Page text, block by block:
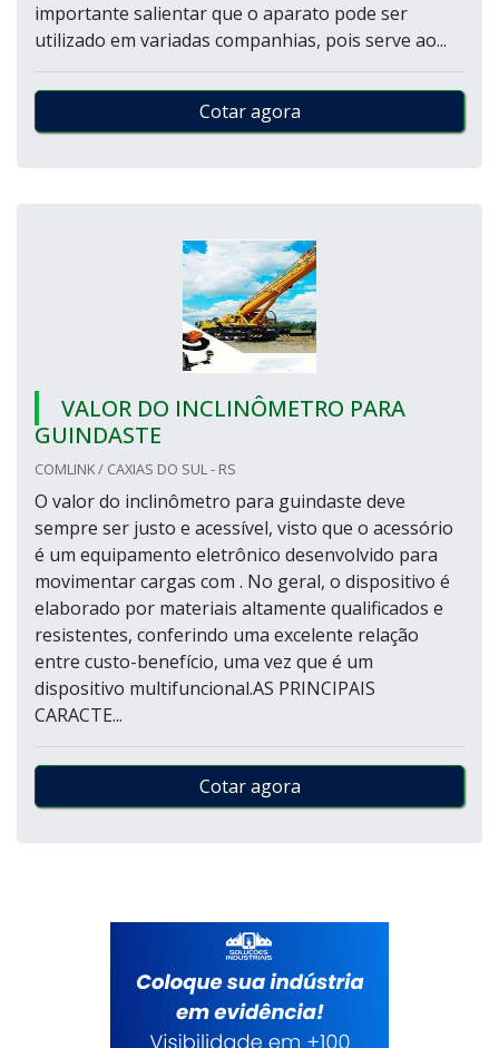
importante salientar que o aparato pode ser
utilizado em variadas companhias, pois serve ao...
Cotar agora
VALOR DO INCLINÔMETRO PARA
GUINDASTE
COMLINK / CAXIAS DO SUL - RS
O valor do inclinômetro para guindaste deve
sempre ser justo e acessível, visto que o acessório
é um equipamento eletrônico desenvolvido para
movimentar cargas com . No geral, o dispositivo é
elaborado por materiais altamente qualificados e
resistentes, conferindo uma excelente relação
entre custo-benefício, uma vez que é um
dispositivo multifuncional.AS PRINCIPAIS
CARACTE...
Cotar agora